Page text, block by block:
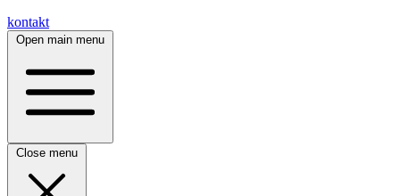
kontakt
Open main menu
Close menu